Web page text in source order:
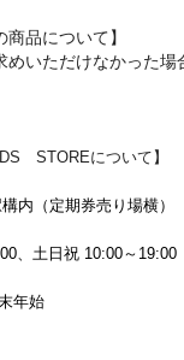
商品について】
めいただけなかった
STOREについて】
（定期券売り場横）
、 土日祝 10:00～19:00
年始